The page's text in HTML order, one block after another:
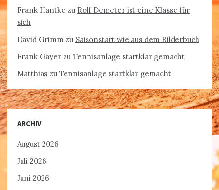
Frank Hantke zu Rolf Demeter ist eine Klasse für
sich
David Grimm zu Saisonstart wie aus dem Bilderbuch
Frank Gayer zu Tennisanlage startklar gemacht
Matthias zu Tennisanlage startklar gemacht
ARCHIV
August 2026
Juli 2026
Juni 2026